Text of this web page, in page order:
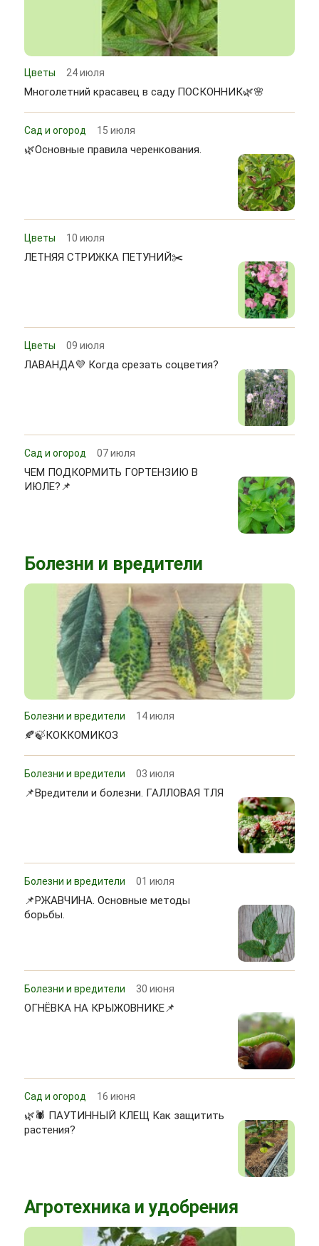
Цветы 24 июля
Многолетний красавец в саду ПОСКОННИК🌿🌸
Сад и огород 15 июля
🌿Основные правила черенкования.
Цветы 10 июля
ЛЕТНЯЯ СТРИЖКА ПЕТУНИЙ✂️
Цветы 09 июля
ЛАВАНДА💜 Когда срезать соцветия?
Сад и огород 07 июля
ЧЕМ ПОДКОРМИТЬ ГОРТЕНЗИЮ В
ИЮЛЕ?📌
Болезни и вредители
Болезни и вредители 14 июля
🍂🍃КОККОМИКОЗ
Болезни и вредители 03 июля
📌Вредители и болезни. ГАЛЛОВАЯ ТЛЯ
Болезни и вредители 01 июля
📌РЖАВЧИНА. Основные методы
борьбы.
Болезни и вредители 30 июня
ОГНЁВКА НА КРЫЖОВНИКЕ📌
Сад и огород 16 июня
🌿🕷 ПАУТИННЫЙ КЛЕЩ Как защитить
растения?
Агротехника и удобрения